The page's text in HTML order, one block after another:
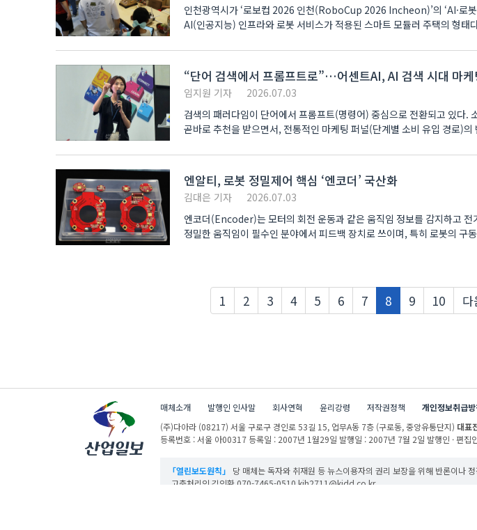
인천광역시가 ‘로보컵 2026 인천(RoboCup 2026 Incheon)’의 ‘AI·로
AI(인공지능) 인프라와 로봇 서비스가 적용된 스마트 모듈러 주택의 형태다. 이 모델하우스는 인천시와 LG
“단어 검색에서 프롬프트로”…어센트AI, AI 검색 시대 마케
임지원 기자
2026.07.03
검색의 패러다임이 단어에서 프롬프트(명령어) 중심으로 전환되고 있다.
곧바로 추천을 받으면서, 전통적인 마케팅 퍼널(단계별 소비 유입 경로)
엔알티, 로봇 정밀제어 핵심 ‘엔코더’ 국산화
김대은 기자
2026.07.03
엔코더(Encoder)는 모터의 회전 운동과 같은 움직임 정보를 감지하고 전
정밀한 움직임이 필수인 분야에서 피드백 장치로 쓰이며, 특히 로봇의 구
1 2 3 4 5 6 7 8현재페이지
9 10 다
매체소개 발행인 인사말 회사연혁 윤리강령 저작권정책 개인정보취급방
(주)다아라 (08217) 서울 구로구 경인로 53길 15,업무A동 7층 (구로동, 중앙유통단지) 대표
등록번호 : 서울 아00317 등록일 : 2007년 1월29일 발행일 : 2007년 7월 2일 발행인 · 편집
「열린보도원칙」
당 매체는 독자와 취재원 등 뉴스이용자의 권리 보장을 위해 반론이나
고충처리인 김인환 070-7465-0510 kih2711@kidd.co.kr